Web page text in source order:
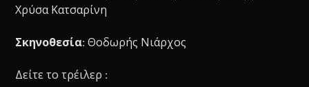
Χρύσα Κατσαρίνη
Σκηνοθεσία: Θοδωρής Νιάρχος
Δείτε το τρέιλερ :